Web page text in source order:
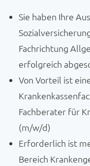
Sie haben Ihre
Fachrichtung
erfolgreich
Von Vorteil ist
Fachberater für
(m/w/d)
Erforderlich ist
Bereich